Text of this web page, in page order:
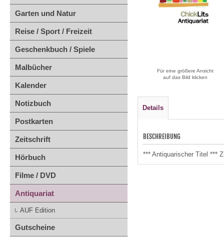
Garten und Natur
Reise / Sport / Freizeit
Geschenkbuch / Spiele
Malbücher
Kalender
Notizbuch
Postkarten
Zeitschrift
Hörbuch
Filme / DVD
Antiquariat
AUF Edition
Gutscheine
Für eine größere Ansicht
auf das Bild klicken
Details
BESCHREIBUNG
*** Antiquarischer Titel ***